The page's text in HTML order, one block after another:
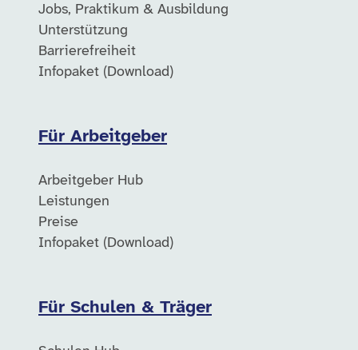
Jobs, Praktikum & Ausbildung
Unterstützung
Barrierefreiheit
Infopaket (Download)
Für Arbeitgeber
Arbeitgeber Hub
Leistungen
Preise
Infopaket (Download)
Für Schulen & Träger